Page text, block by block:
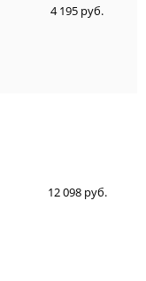
4 195 руб.
12 098 руб.